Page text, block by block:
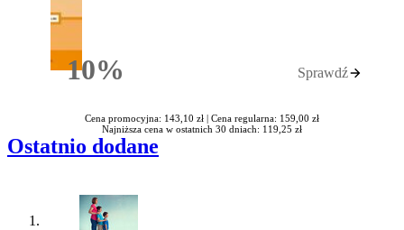
10%Rabatu Sprawdź
Cena promocyjna: 143,10 zł | Cena regularna: 159,00 zł
Najniższa cena w ostatnich 30 dniach: 119,25 zł
Ostatnio dodane